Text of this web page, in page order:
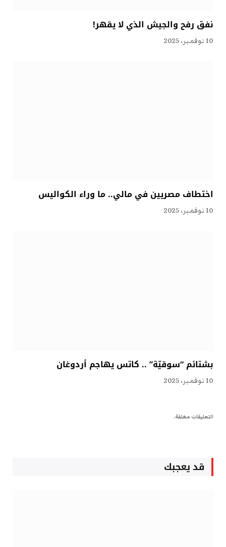
نفق رفح والجيش الذي لا يقهر!
10 نوفمبر، 2025
اختطاف مصريين في مالي.. ما وراء الكواليس
10 نوفمبر، 2025
بشتائم “سوقيّة” .. كاتس يهاجم أردوغان
10 نوفمبر، 2025
التعليقات مغلقة.
قد يعجبك